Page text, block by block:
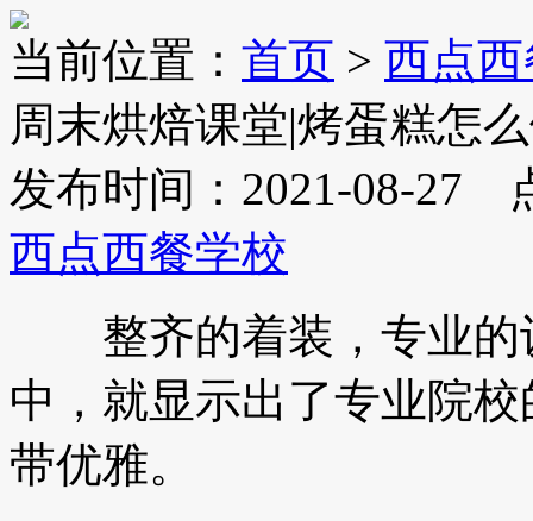
当前位置： 首页 > 西点
周末烘焙课堂|烤蛋糕怎
发布时间：2021-08-27
西点西餐学校
整齐的着装，专业的
中，就显示出了专业院
带优雅。